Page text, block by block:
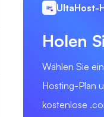
UltaHost-
Holen
Wählen Sie
Hosting-Plan
kostenlose